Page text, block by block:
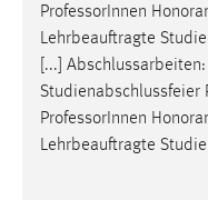
Professor Innen
Lehrbeauftragte
[...]
Studienabschlussfeier
Professor Innen
Lehrbeauftragte